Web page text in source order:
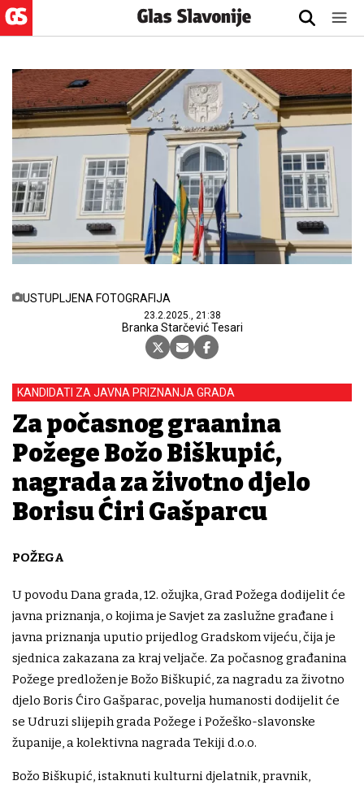
USTUPLJENA FOTOGRAFIJA
23.2.2025., 21:38
Branka Starčević Tesari
KANDIDATI ZA JAVNA PRIZNANJA GRADA
Za počasnog građanina
Požege Božo Biškupić,
nagrada za životno djelo
Borisu Ćiri Gašparcu
POŽEGA
U povodu Dana grada, 12. ožujka, Grad Požega dodijelit će
javna priznanja, o kojima je Savjet za zaslužne građane i
javna priznanja uputio prijedlog Gradskom vijeću, čija je
sjednica zakazana za kraj veljače. Za počasnog građanina
Požege predložen je Božo Biškupić, za nagradu za životno
djelo Boris Ćiro Gašparac, povelja humanosti dodijelit će
se Udruzi slijepih grada Požege i Požeško-slavonske
županije, a kolektivna nagrada Tekiji d.o.o.
Božo Biškupić, istaknuti kulturni djelatnik, pravnik,